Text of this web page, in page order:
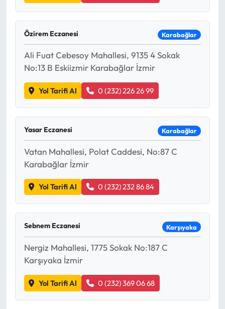
Özirem Eczanesi Karabağlar
Ali Fuat Cebesoy Mahallesi, 9135 4 Sokak
No:13 B Eskiizmir Karabağlar İzmir
Yol Tarifi Al 0 (232) 226 26 99
Yasar Eczanesi Karabağlar
Vatan Mahallesi, Polat Caddesi, No:87 C
Karabağlar İzmir
Yol Tarifi Al 0 (232) 232 86 84
Sebnem Eczanesi Karşıyaka
Nergiz Mahallesi, 1775 Sokak No:187 C
Karşıyaka İzmir
Yol Tarifi Al 0 (232) 369 06 68